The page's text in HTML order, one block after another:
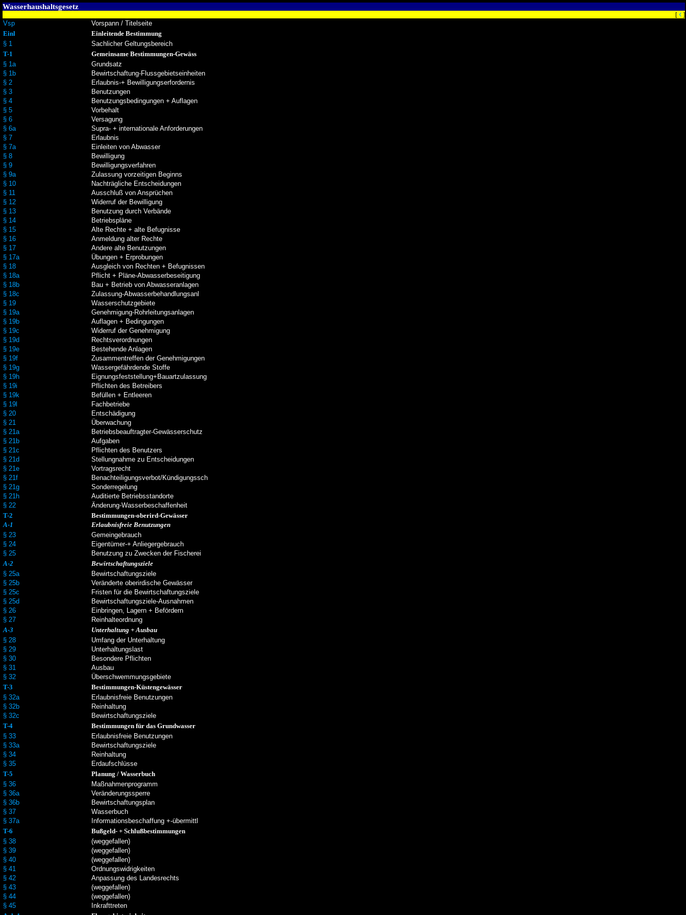
Wasserhaushaltsgesetz
[‹ ]
Vsp
Vorspann / Titelseite
Einl
Einleitende Bestimmung
§ 1
Sachlicher Geltungsbereich
T-1
Gemeinsame Bestimmungen-Gewäss
§ 1a
§ 1b
§ 2
§ 3
§ 4
§ 5
§ 6
§ 6a
§ 7
§ 7a
§ 8
§ 9
§ 9a
§ 10
§ 11
§ 12
§ 13
§ 14
§ 15
§ 16
§ 17
§ 17a
§ 18
§ 18a
§ 18b
§ 18c
§ 19
§ 19a
§ 19b
§ 19c
§ 19d
§ 19e
§ 19f
§ 19g
§ 19h
§ 19i
§ 19k
§ 19l
§ 20
§ 21
§ 21a
§ 21b
§ 21c
§ 21d
§ 21e
§ 21f
§ 21g
§ 21h
§ 22
Grundsatz
Bewirtschaftung-Flussgebietseinheiten
Erlaubnis-+ Bewilligungserfordernis
Benutzungen
Benutzungsbedingungen + Auflagen
Vorbehalt
Versagung
Supra- + internationale Anforderungen
Erlaubnis
Einleiten von Abwasser
Bewilligung
Bewilligungsverfahren
Zulassung vorzeitigen Beginns
Nachträgliche Entscheidungen
Ausschluß von Ansprüchen
Widerruf der Bewilligung
Benutzung durch Verbände
Betriebspläne
Alte Rechte + alte Befugnisse
Anmeldung alter Rechte
Andere alte Benutzungen
Übungen + Erprobungen
Ausgleich von Rechten + Befugnissen
Pflicht + Pläne-Abwasserbeseitigung
Bau + Betrieb von Abwasseranlagen
Zulassung-Abwasserbehandlungsanl
Wasserschutzgebiete
Genehmigung-Rohrleitungsanlagen
Auflagen + Bedingungen
Widerruf der Genehmigung
Rechtsverordnungen
Bestehende Anlagen
Zusammentreffen der Genehmigungen
Wassergefährdende Stoffe
Eignungsfeststellung+Bauartzulassung
Pflichten des Betreibers
Befüllen + Entleeren
Fachbetriebe
Entschädigung
Überwachung
Betriebsbeauftragter-Gewässerschutz
Aufgaben
Pflichten des Benutzers
Stellungnahme zu Entscheidungen
Vortragsrecht
Benachteiligungsverbot/Kündigungssch
Sonderregelung
Auditierte Betriebsstandorte
Änderung-Wasserbeschaffenheit
T-2
A-1
Bestimmungen-oberird-Gewässer
Erlaubnisfreie Benutzungen
§ 23
§ 24
§ 25
Gemeingebrauch
Eigentümer-+ Anliegergebrauch
Benutzung zu Zwecken der Fischerei
A-2
Bewirtschaftungsziele
§ 25a
§ 25b
§ 25c
§ 25d
§ 26
§ 27
Bewirtschaftungsziele
Veränderte oberirdische Gewässer
Fristen für die Bewirtschaftungsziele
Bewirtschaftungsziele-Ausnahmen
Einbringen, Lagern + Befördern
Reinhalteordnung
A-3
Unterhaltung + Ausbau
§ 28
§ 29
§ 30
§ 31
§ 32
Umfang der Unterhaltung
Unterhaltungslast
Besondere Pflichten
Ausbau
Überschwemmungsgebiete
T-3
Bestimmungen-Küstengewässer
§ 32a
§ 32b
§ 32c
Erlaubnisfreie Benutzungen
Reinhaltung
Bewirtschaftungsziele
T-4
Bestimmungen für das Grundwasser
§ 33
§ 33a
§ 34
§ 35
Erlaubnisfreie Benutzungen
Bewirtschaftungsziele
Reinhaltung
Erdaufschlüsse
T-5
Planung / Wasserbuch
§ 36
§ 36a
§ 36b
§ 37
§ 37a
Maßnahmenprogramm
Veränderungssperre
Bewirtschaftungsplan
Wasserbuch
Informationsbeschaffung +-übermittl
T-6
Bußgeld- + Schlußbestimmungen
§ 38
§ 39
§ 40
§ 41
§ 42
§ 43
§ 44
§ 45
(weggefallen)
(weggefallen)
(weggefallen)
Ordnungswidrigkeiten
Anpassung des Landesrechts
(weggefallen)
(weggefallen)
Inkrafttreten